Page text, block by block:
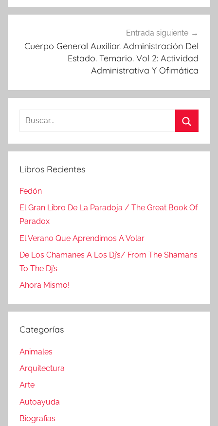
Entrada siguiente
Cuerpo General Auxiliar. Administración Del
Estado. Temario. Vol 2: Actividad
Administrativa Y Ofimática
Buscar:
Libros Recientes
Fedón
El Gran Libro De La Paradoja / The Great Book Of
Paradox
El Verano Que Aprendimos A Volar
De Los Chamanes A Los Dj’s/ From The Shamans
To The Dj’s
Ahora Mismo!
Categorías
Animales
Arquitectura
Arte
Autoayuda
Biografias